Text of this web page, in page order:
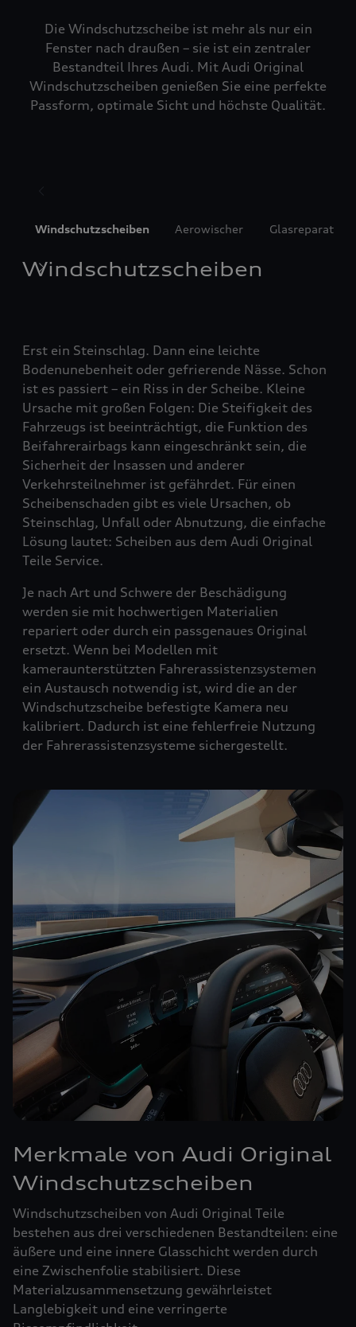
Die Windschutzscheibe ist mehr als nur ein
Fenster nach draußen – sie ist ein zentraler
Bestandteil Ihres Audi. Mit Audi Original
Windschutzscheiben genießen Sie eine perfekte
Passform, optimale Sicht und höchste Qualität.
Windschutzscheiben Aerowischer Glasreparatur
Windschutzscheiben
Erst ein Steinschlag. Dann eine leichte
Bodenunebenheit oder gefrierende Nässe. Schon
ist es passiert – ein Riss in der Scheibe. Kleine
Ursache mit großen Folgen: Die Steifigkeit des
Fahrzeugs ist beeinträchtigt, die Funktion des
Beifahrerairbags kann eingeschränkt sein, die
Sicherheit der Insassen und anderer
Verkehrsteilnehmer ist gefährdet. Für einen
Scheibenschaden gibt es viele Ursachen, ob
Steinschlag, Unfall oder Abnutzung, die einfache
Lösung lautet: Scheiben aus dem Audi Original
Teile Service.
Je nach Art und Schwere der Beschädigung
werden sie mit hochwertigen Materialien
repariert oder durch ein passgenaues Original
ersetzt. Wenn bei Modellen mit
kameraunterstützten Fahrerassistenzsystemen
ein Austausch notwendig ist, wird die an der
Windschutzscheibe befestigte Kamera neu
kalibriert. Dadurch ist eine fehlerfreie Nutzung
der Fahrerassistenzsysteme sichergestellt.
Merkmale von Audi Original
Windschutzscheiben
Windschutzscheiben von Audi Original Teile
bestehen aus drei verschiedenen Bestandteilen: eine
äußere und eine innere Glasschicht werden durch
eine Zwischenfolie stabilisiert. Diese
Materialzusammensetzung gewährleistet
Langlebigkeit und eine verringerte